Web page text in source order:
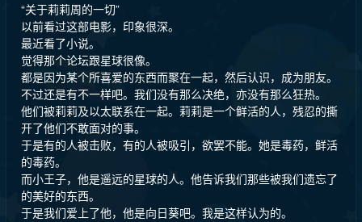
“关于莉莉周的一切”
以前看过这部电影，印象很深。
最近看了小说。
觉得那个论坛跟星球很像。
都是因为某个所喜爱的东西而聚在一起，然后认识，成为朋友。
不过还是有不一样吧。我们没有那么决绝，亦没有那么狂热。
他们被莉莉及以太联系在一起。莉莉是一个鲜活的人，残忍的撕
开了他们不敢面对的事。
于是有的人被击败，有的人被吸引，欲罢不能。她是毒药，鲜活
的毒药。
而小王子，他是遥远的星球的人。他告诉我们那些被我们遗忘了
的美好的东西。
于是我们爱上了他，他是向日葵吧。我是这样认为的。